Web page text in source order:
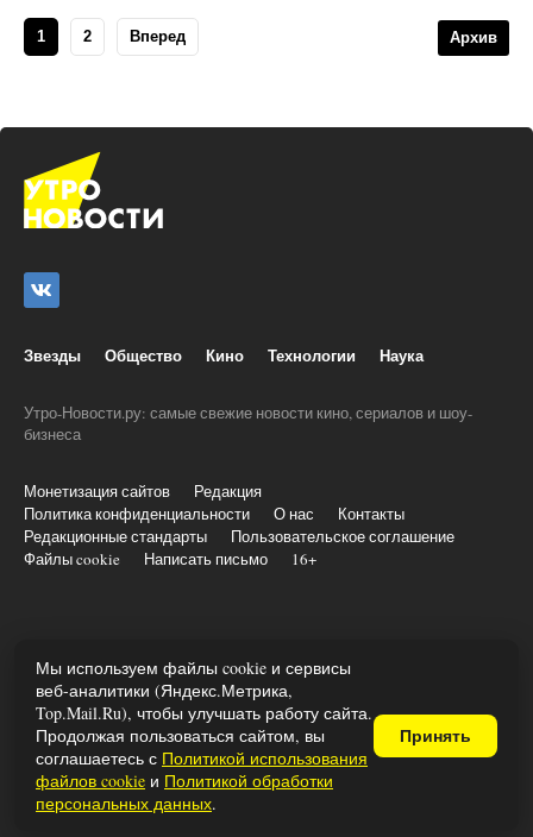
1 2 Вперед Архив
Звезды Общество Кино Технологии Наука
Утро-Новости.ру: самые свежие новости кино, сериалов и шоу-
бизнеса
Монетизация сайтов
Редакция
Политика конфиденциальности
О нас
Контакты
Редакционные стандарты
Пользовательское соглашение
Файлы cookie
Написать письмо 16+
© 2020-2026 Все права и материалы принадлежат «Утро-
новости.ру»
При копировании информации ставить активную ссылку на utro-
novosti.ru
Учредитель: ООО «Трафик», ОГРН 1027806866724, ИНН
7813175200
197022, г. Санкт-Петербург, ул. Льва Толстого, д. 1–3, лит. А, пом.
40-Н. Главный редактор — Шилов Константин Юрьевич. 16+
Мы используем файлы cookie и сервисы
веб-аналитики (Яндекс.Метрика,
Top.Mail.Ru), чтобы улучшать работу сайта.
Продолжая пользоваться сайтом, вы
соглашаетесь с Политикой использования
файлов cookie и Политикой обработки
персональных данных.
Принять